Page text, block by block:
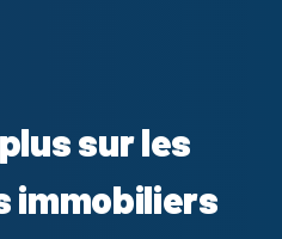
sur les
immobiliers